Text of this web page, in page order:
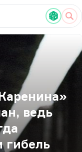
ведь